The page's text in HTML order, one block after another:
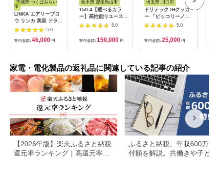
茨城県 つくばみらい
市
LINKA エアリーブロ
ウ リンカ 美容 ドライ
ヤー ヘアケア 髪 エス
贈呈品 プレゼント 母
の日 母の日準備 母の
5.0
寄付金額: 46,000 円
栃木県 那須烏山市
150-4【選べるカラ
ー】高性能リユース
スマホ Apple
SIMロック解除済 本
体のみ ｜ 中古 再生品
本体 端末
5.0
寄付金額: 150,000 円
埼玉県 川口市
ドリテック IHクッカ
ー 「ピッコリーノ」
ブラック DI-
5.0
寄付金額: 25,000 円
家電・電化製品の返礼品に関連している記事の紹介
【2026年版】楽天ふるさと納税
還元率ランキング｜高還元率返
ふるさと納税、年収600万の
付額を解説。共働きや子ども